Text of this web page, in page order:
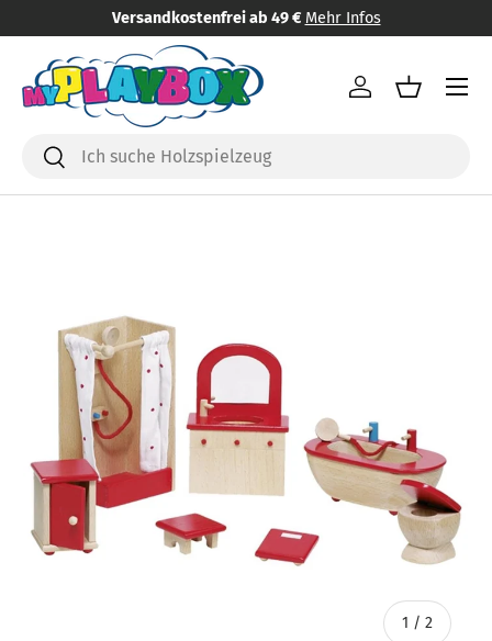
Direkt zum Inhalt
Versandkostenfrei ab 49 € Mehr Infos
Suchen
Suchen
Einloggen
Menü
1 / von
2